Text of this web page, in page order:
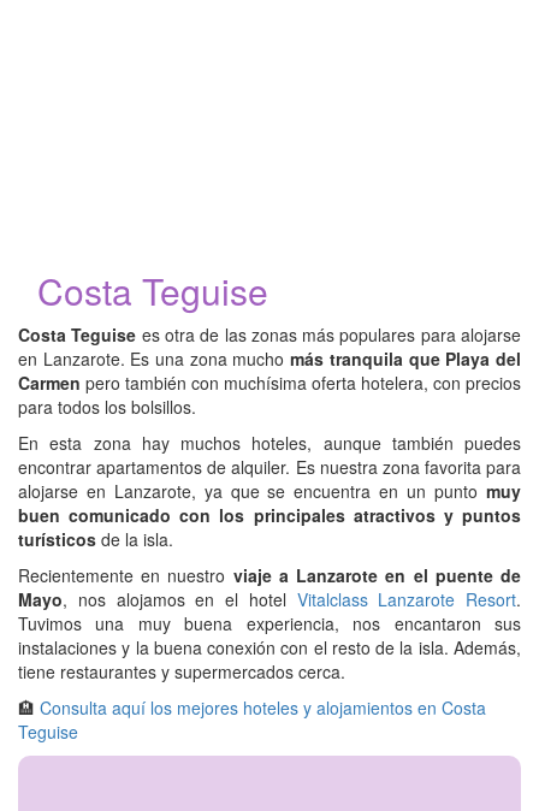
Costa Teguise
Costa Teguise es otra de las zonas más populares para alojarse
en Lanzarote. Es una zona muchomás tranquila que Playa del
Carmen pero también con muchísima oferta hotelera, con precios
para todos los bolsillos.
En esta zona hay muchos hoteles, aunque también puedes
encontrar apartamentos de alquiler. Es nuestra zona favorita para
alojarse en Lanzarote, ya que se encuentra en un punto muy
buen comunicado con los principales atractivos y puntos
turísticos de la isla.
Recientemente en nuestro viaje a Lanzarote en el puente de
Mayo, nos alojamos en el hotel VitalclassLanzarote Resort.
Tuvimos una muy buena experiencia, nos encantaron sus
instalaciones y la buena conexión con el resto de la isla. Además,
tiene restaurantes y supermercados cerca.
🏨 Consulta aquí los mejores hoteles y alojamientos en Costa
Teguise